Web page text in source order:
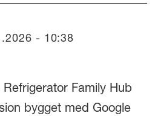
- 10:38
Family Hub
bygget med Google